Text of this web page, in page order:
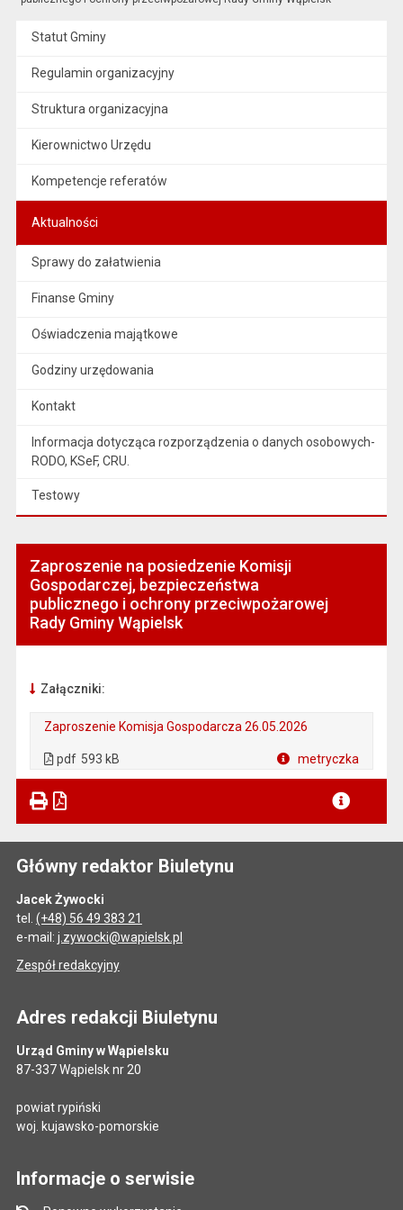
Statut Gminy
Regulamin organizacyjny
Struktura organizacyjna
Kierownictwo Urzędu
Kompetencje referatów
Aktualności
Sprawy do załatwienia
Finanse Gminy
Oświadczenia majątkowe
Godziny urzędowania
Kontakt
Informacja dotycząca rozporządzenia o danych osobowych-
RODO, KSeF, CRU.
Testowy
Zaproszenie na posiedzenie Komisji
Gospodarczej, bezpieczeństwa
publicznego i ochrony przeciwpożarowej
Rady Gminy Wąpielsk
Załączniki:
Zaproszenie Komisja Gospodarcza 26.05.2026
pdf 593 kB metryczka
Główny redaktor Biuletynu
Jacek Żywocki
tel. (+48) 56 49 383 21
e-mail: j.zywocki@wapielsk.pl
Zespół redakcyjny
Adres redakcji Biuletynu
Urząd Gminy w Wąpielsku
87-337 Wąpielsk nr 20
powiat rypiński
woj. kujawsko-pomorskie
Informacje o serwisie